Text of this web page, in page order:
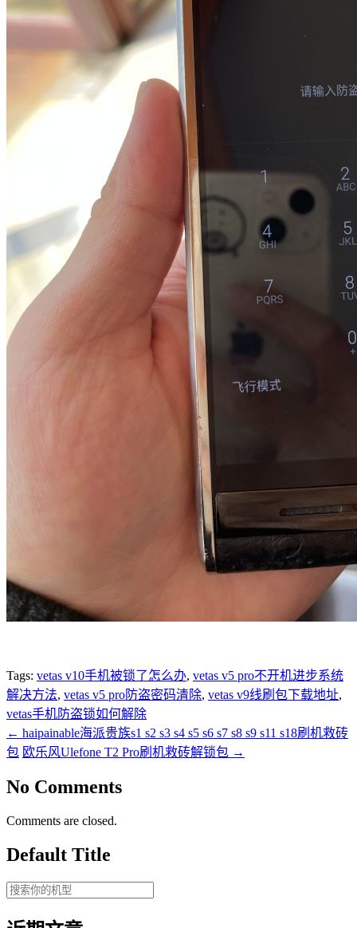
Tags: vetas v10手机被锁了怎么办, vetas v5 pro不开机进步系统
解决方法, vetas v5 pro防盗密码清除, vetas v9线刷包下载地址,
vetas手机防盗锁如何解除
← haipainable海派贵族s1 s2 s3 s4 s5 s6 s7 s8 s9 s11 s18刷机救砖
包 欧乐风Ulefone T2 Pro刷机救砖解锁包 →
No Comments
Comments are closed.
Default Title